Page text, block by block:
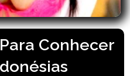
Conhecer